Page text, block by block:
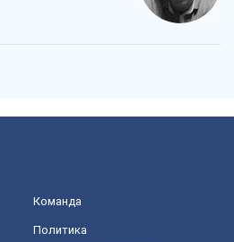
Команда
Политика